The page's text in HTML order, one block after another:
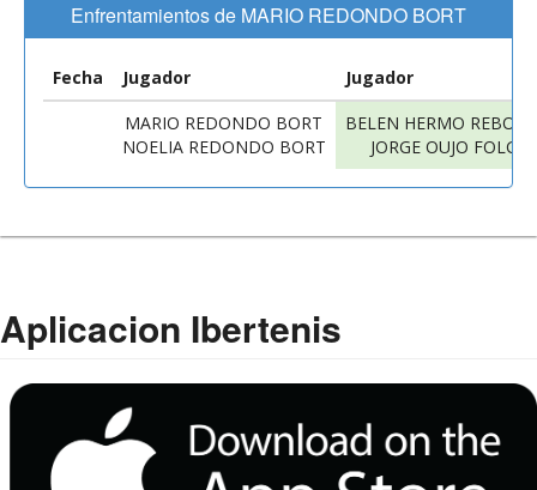
Enfrentamientos de MARIO REDONDO BORT
Fecha Jugador
Jugador
MARIO REDONDO BORT
NOELIA REDONDO BORT
BELEN HERMO
JORGE OUJO
Aplicacion Ibertenis